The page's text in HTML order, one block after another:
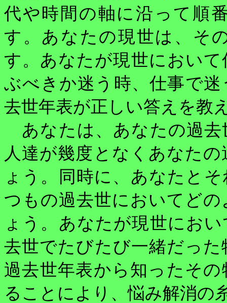
代や時間の軸に沿って順
す。あなたの現世は、そ
す。あなたが現世におい
ぶべきか迷う時、仕事で
去世年表が正しい答えを教
あなたは、あなたの過去
人達が幾度となくあなた
ょう。同時に、あなたと
つもの過去世においてど
ょう。あなたが現世にお
去世でたびたび一緒だっ
過去世年表から知ったそ
ることにより、悩み解消の